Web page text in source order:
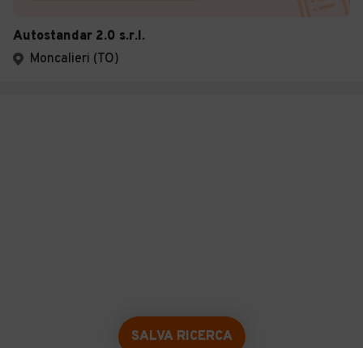
Autostandar 2.0 s.r.l.
Moncalieri (TO)
SALVA RICERCA